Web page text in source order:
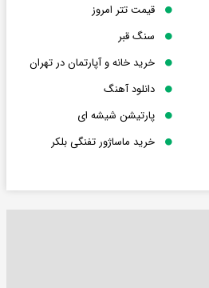
قیمت تتر امروز
سنگ قبر
خرید خانه و آپارتمان در تهران
دانلود آهنگ
پارتیشن شیشه ای
خرید ماساژور تفنگی بلکر